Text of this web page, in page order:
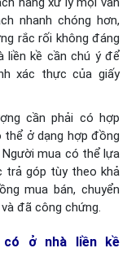
nhanh chóng hơn,
rắc rối không đáng
liền kề cần chú ý để
xác thực của giấy
cần phải có hợp
ở dạng hợp đồng
mua có thể lựa
trả góp tùy theo khả
mua bán, chuyển
đã công chứng.
có ở nhà liền kề